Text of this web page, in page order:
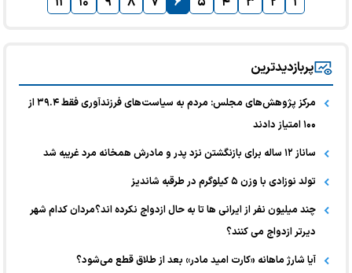
پربازدیدترین
مرکز پژوهش‌های مجلس: مردم به سیاست‌های فرزندآوری فقط ۳۹.۴ از
۱۰۰ امتیاز دادند
ساناز ۱۲ ساله برای بازنگشتن نزد پدر و مادرش همخانه مرد غریبه شد
تولد نوزادی با وزن ۵ کیلوگرم در طرقبه شاندیز
چند میلیون نفر از ایرانی ها تا به حال ازدواج نکرده اند؟مردان کدام شهر
دیرتر ازدواج می کنند؟
آیا شارژ ماهانه «کارت امید مادر» بعد از طلاق قطع می‌شود؟